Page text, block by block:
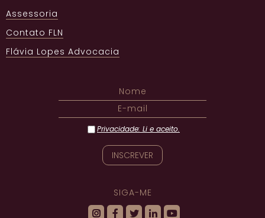
Assessoria
Contato FLN
Flávia Lopes Advocacia
Privacidade: Li e aceito.
SIGA-ME